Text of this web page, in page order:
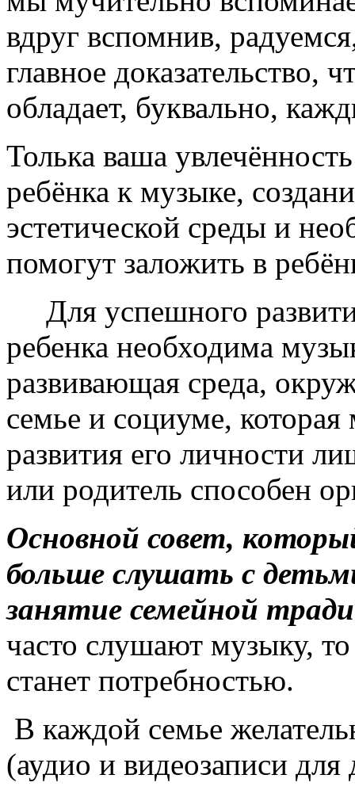
вдруг вспомнив,
главное доказательство,
обладает, буквально,
Толька ваша
ребёнка к музыке,
эстетической среды и
помогут заложить в
Для успешного
ребенка необходима
развивающая среда,
семье и социуме, которая
развития его личности
или родитель способен
Основной совет,
больше слушать с
занятие семейной
часто слушают музыку,
станет потребностью.
В каждой семье
(аудио и видеозаписи для